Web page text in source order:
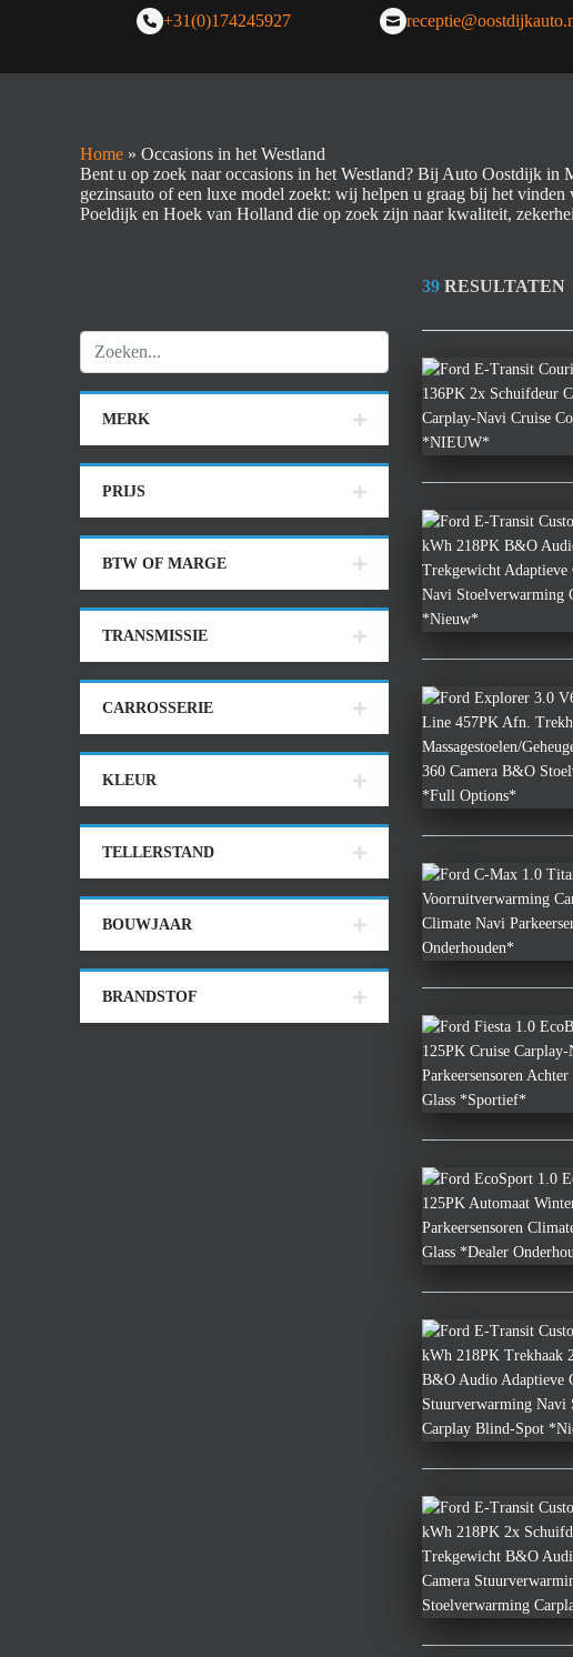
+31(0)174245927
Home » Occasions in het Westland
Bent u op zoek naar occasions in het Westland? Bij Auto Oostdijk in
gezinsauto of een luxe model zoekt: wij helpen u graag bij het
Poeldijk en Hoek van Holland die op zoek zijn naar kwaliteit,
MERK
PRIJS
BTW OF MARGE
TRANSMISSIE
CARROSSERIE
KLEUR
TELLERSTAND
BOUWJAAR
BRANDSTOF
39RESULTATEN